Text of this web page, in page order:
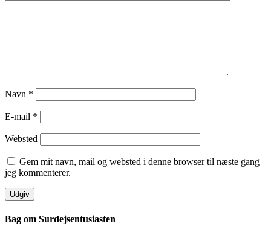
Navn *
E-mail *
Websted
Gem mit navn, mail og websted i denne browser til næste gang
jeg kommenterer.
Bag om Surdejsentusiasten